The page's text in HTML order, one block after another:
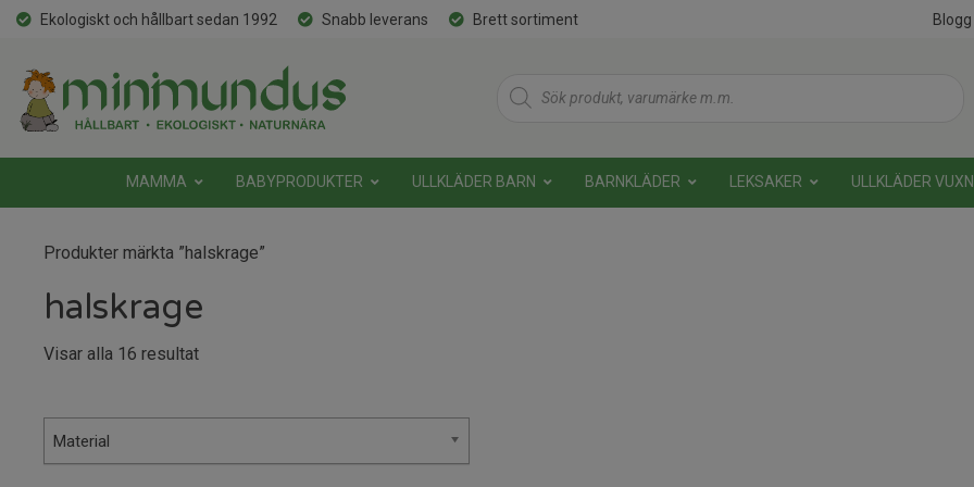
Ekologiskt och hållbart sedan 1992 Snabb leverans Brett sortiment Blogg
Products
search
MAMMA BABYPRODUKTER ULLKLÄDER BARN BARNKLÄDER LEKSAKER ULLKLÄDER
Produkter märkta ”halskrage”
halskrage
Visar alla 16 resultatSortera
Material